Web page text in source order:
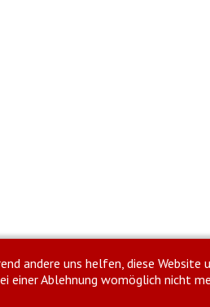
andere uns helfen, diese Website
einer Ablehnung womöglich nicht